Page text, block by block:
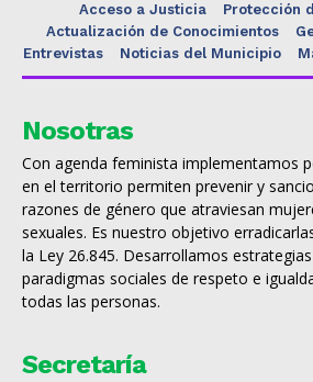
Acceso a Justicia
Protección
Actualización de Conocimientos
Entrevistas
Noticias del Municipio
Nosotras
Con agenda feminista implementamos
en el territorio permiten prevenir y
razones de género que atraviesan
sexuales. Es nuestro objetivo
la Ley 26.845. Desarrollamos
paradigmas sociales de respeto e
todas las personas.
Secretaría